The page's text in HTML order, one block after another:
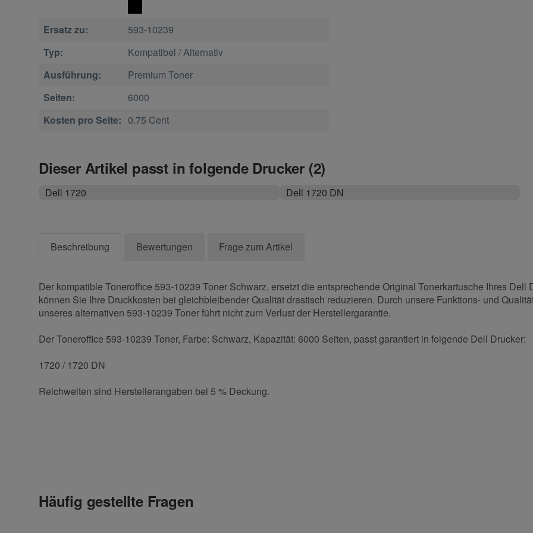
Ersatz zu:
593-10239
Typ:
Kompatibel / Alternativ
Ausführung:
Premium Toner
Seiten:
6000
Kosten pro Seite: 0.75 Cent
Dieser Artikel passt in folgende Drucker (2)
Dell 1720 Dell 1720 DN
Beschreibung Bewertungen Frage zum Artikel
Der kompatible Toneroffice 593-10239 Toner Schwarz, ersetzt die entsprechende Original Tonerkartusche Ihres Dell
können Sie Ihre Druckkosten bei gleichbleibender Qualität drastisch reduzieren. Durch unsere Funktions- und
unseres alternativen 593-10239 Toner führt nicht zum Verlust der Herstellergarantie.
Der Toneroffice 593-10239 Toner, Farbe: Schwarz, Kapazität: 6000 Seiten, passt garantiert in folgende Dell Drucker:
1720 / 1720 DN
Reichweiten sind Herstellerangaben bei 5 % Deckung.
Häufig gestellte Fragen